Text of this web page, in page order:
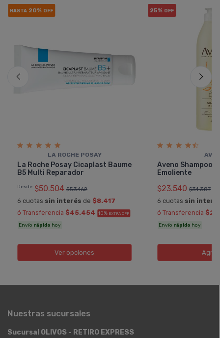
HASTA20% OFF
LA ROCHE POSAY
La Roche Posay Cicaplast Baume
B5 Multi Reparador
Desde $50.504 $53.162
6 cuotas sin interés de $8.417
ó Transferencia $45.454 10% EXTRA OFF
Envío rápido hoy
Ver opciones
25% OFF
Aveno Shampoo
Emoliente
$23.540 $31.387
6 cuotas sin
ó Transferencia
Envío rápido hoy
Nuestras sucursales
Sucursal OLIVOS - RETIRO EXPRESS